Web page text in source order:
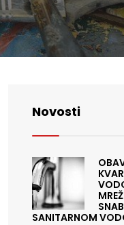
Novosti
SANITARNOM